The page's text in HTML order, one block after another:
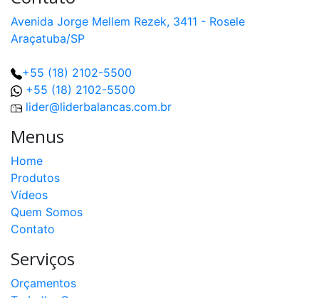
Avenida Jorge Mellem Rezek, 3411 - Rosele
Araçatuba/SP
+55 (18) 2102-5500
+55 (18) 2102-5500
lider@liderbalancas.com.br
Menus
Home
Produtos
Vídeos
Quem Somos
Contato
Serviços
Orçamentos